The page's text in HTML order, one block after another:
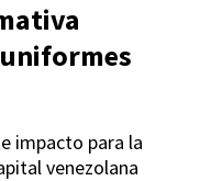
impacto para la
venezolana